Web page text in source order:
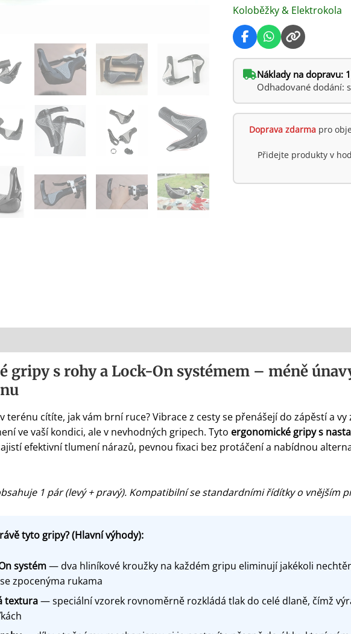
Koloběžky & Elektrokola
Náklady na dopravu:
Odhadované dodání:
Doprava zdarmapro
Přidejte produkty v
gripy s rohy a Lock-On systémem – méně
terénu cítíte, jak vám brní ruce? Vibrace z cesty se přenášejí do zápěstí a
ve vaší kondici, ale v nevhodných gripech. Tyto ergonomické gripy s
efektivní tlumení nárazů, pevnou fixaci bez protáčení a nabídnou
1 pár (levý + pravý). Kompatibilní se standardními řídítky o vnějším
tyto gripy? (Hlavní výhody):
systém— dva hliníkové kroužky na každém gripu eliminují jakékoli
zpocenýma rukama
textura— speciální vzorek rovnoměrně rozkládá tlak do celé dlaně, čímž